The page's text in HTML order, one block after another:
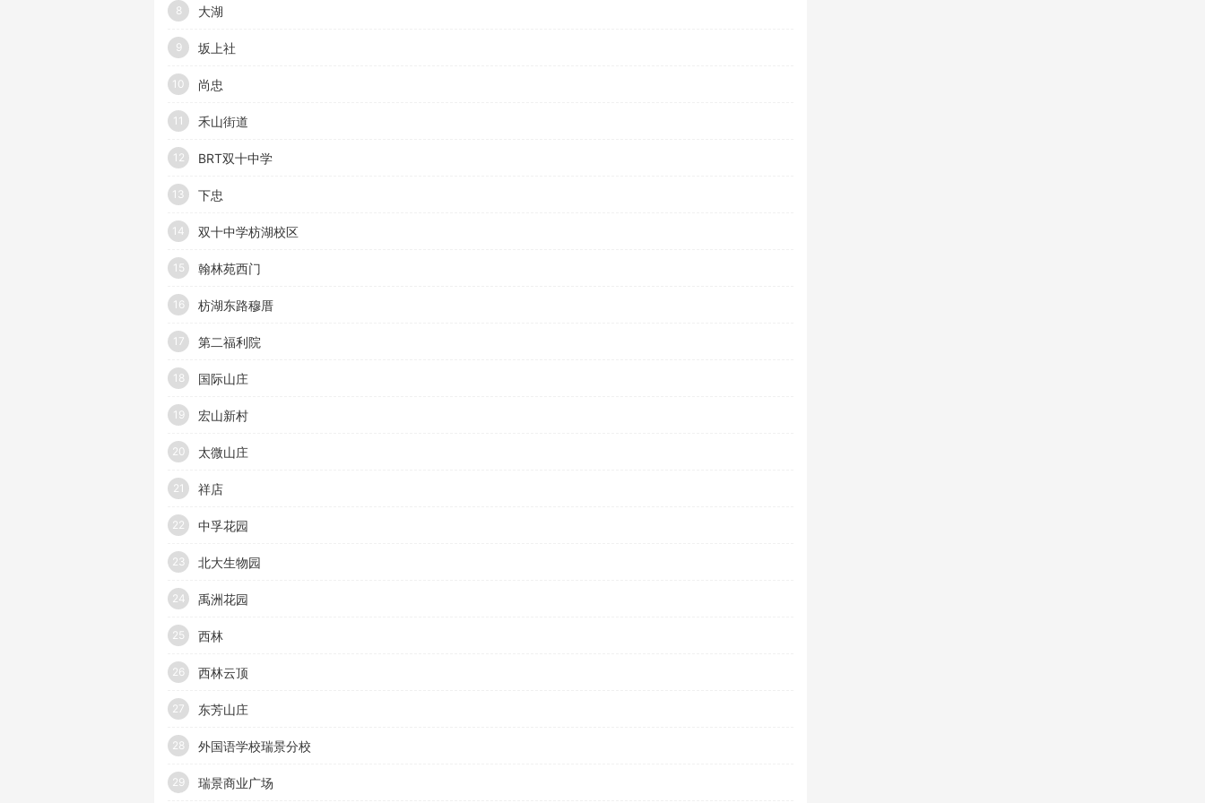
8 大湖
9 坂上社
10 尚忠
11 禾山街道
12 BRT双十中学
13 下忠
14 双十中学枋湖校区
15 翰林苑西门
16 枋湖东路穆厝
17 第二福利院
18 国际山庄
19 宏山新村
20 太微山庄
21 祥店
22 中孚花园
23 北大生物园
24 禹洲花园
25 西林
26 西林云顶
27 东芳山庄
28 外国语学校瑞景分校
29 瑞景商业广场